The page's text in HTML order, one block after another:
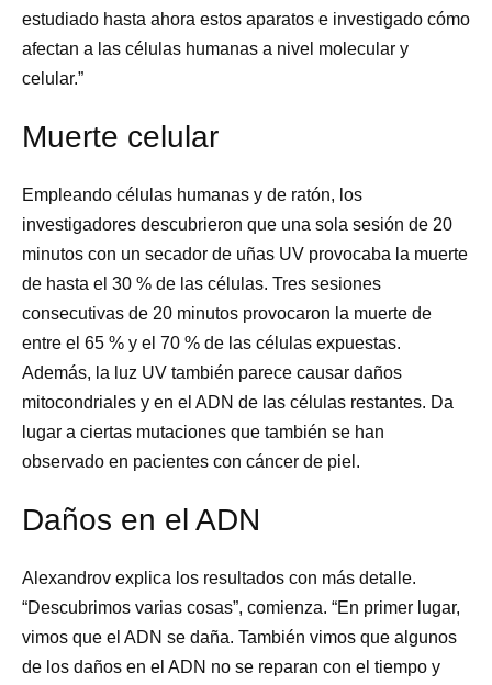
estudiado hasta ahora estos aparatos e investigado cómo
afectan a las células humanas a nivel molecular y
celular.”
Muerte celular
Empleando células humanas y de ratón, los
investigadores descubrieron que una sola sesión de 20
minutos con un secador de uñas UV provocaba la muerte
de hasta el 30 % de las células. Tres sesiones
consecutivas de 20 minutos provocaron la muerte de
entre el 65 % y el 70 % de las células expuestas.
Además, la luz UV también parece causar daños
mitocondriales y en el ADN de las células restantes. Da
lugar a ciertas mutaciones que también se han
observado en pacientes con cáncer de piel.
Daños en el ADN
Alexandrov explica los resultados con más detalle.
“Descubrimos varias cosas”, comienza. “En primer lugar,
vimos que el ADN se daña. También vimos que algunos
de los daños en el ADN no se reparan con el tiempo y